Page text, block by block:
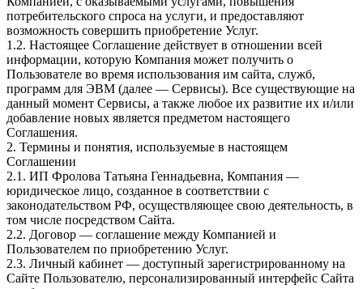
потребительского спроса на услуги, и предоставляют
возможность совершить приобретение Услуг.
1.2. Настоящее Соглашение действует в отношении всей
информации, которую Компания может получить о
Пользователе во время использования им сайта, служб,
программ для ЭВМ (далее — Сервисы). Все существующие на
данный момент Сервисы, а также любое их развитие их и/или
добавление новых является предметом настоящего
Соглашения.
2. Термины и понятия, используемые в настоящем
Соглашении
2.1. ИП Фролова Татьяна Геннадьевна, Компания —
юридическое лицо, созданное в соответствии с
законодательством РФ, осуществляющее свою деятельность, в
том числе посредством Сайта.
2.2. Договор — соглашение между Компанией и
Пользователем по приобретению Услуг.
2.3. Личный кабинет — доступный зарегистрированному на
Сайте Пользователю, персонализированный интерфейс Сайта